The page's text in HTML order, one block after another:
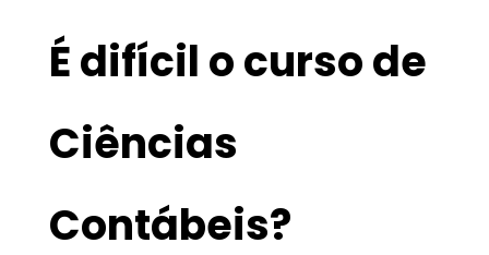
É difícil o curso de
Ciências
Contábeis?